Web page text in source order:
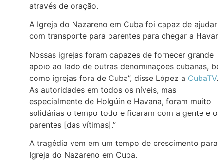
através de oração.
A Igreja do Nazareno em Cuba foi capaz de ajudar
com transporte para parentes para chegar a
Nossas igrejas foram capazes de fornecer grande
apoio ao lado de outras denominações cubanas,
como igrejas fora de Cuba”, disse López a CubaTV.
As autoridades em todos os níveis, mas
especialmente de Holgúin e Havana, foram muito
solidárias o tempo todo e ficaram com a gente e
parentes [das vítimas].”
A tragédia vem em um tempo de crescimento
Igreja do Nazareno em Cuba.